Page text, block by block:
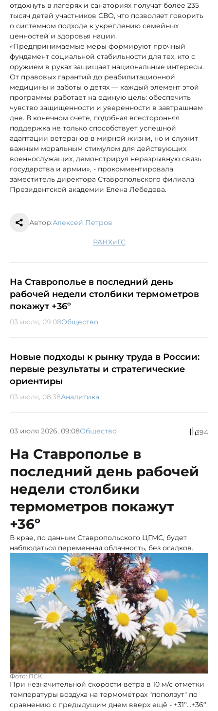
отдохнуть в лагерях и санаториях получат более 235
тысяч детей участников СВО, что позволяет говорить
о системном подходе к укреплению семейных
ценностей и здоровья нации.
«Предпринимаемые меры формируют прочный
фундамент социальной стабильности для тех, кто с
оружием в руках защищает национальные интересы.
От правовых гарантий до реабилитационной
медицины и заботы о детях — каждый элемент этой
программы работает на единую цель: обеспечить
чувство защищенности и уверенности в завтрашнем
дне. В конечном счете, подобная всесторонняя
поддержка не только способствует успешной
адаптации ветеранов в мирной жизни, но и служит
важным моральным стимулом для действующих
военнослужащих, демонстрируя неразрывную связь
государства и армии», - прокомментировала
заместитель директора Ставропольского филиала
Президентской академии Елена Лебедева.
Автор:Алексей Петров
РАНХиГС
На Ставрополье в последний день
рабочей недели столбики термометров
покажут +36º
03 июля, 09:08Общество
Новые подходы к рынку труда в России:
первые результаты и стратегические
ориентиры
03 июля, 08:38Аналитика
03 июля 2026, 09:08Общество 394
На Ставрополье в
последний день рабочей
недели столбики
термометров покажут
+36º
В крае, по данным Ставропольского ЦГМС, будет
наблюдаться переменная облачность, без осадков.
Фото: ПСК
При незначительной скорости ветра в 10 м/с отметки
температуры воздуха на термометрах "поползут" по
сравнению с предыдущим днем вверх ещё - +31º…+36º.